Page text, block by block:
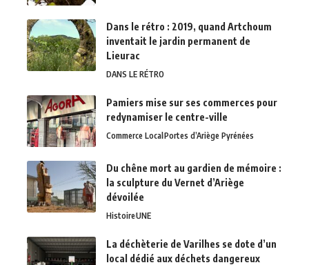
Dans le rétro : 2019, quand Artchoum
inventait le jardin permanent de
Lieurac
DANS LE RÉTRO
Pamiers mise sur ses commerces pour
redynamiser le centre-ville
Commerce Local Portes d’Ariège Pyrénées
Du chêne mort au gardien de mémoire :
la sculpture du Vernet d’Ariège
dévoilée
HistoireUNE
La déchèterie de Varilhes se dote d’un
local dédié aux déchets dangereux